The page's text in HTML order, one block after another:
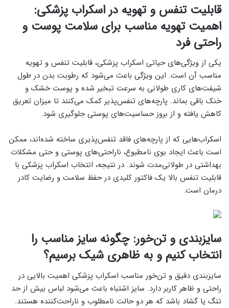
قابلیت تنفس و تهویه در اسکراب پزشکی:
اهمیت تهویه مناسب برای سلامت پوست و
راحتی فرد
یکی از ویژگی‌های حیاتی اسکراب پزشکی، قابلیت تنفس و تهویه
مناسب آن است. این ویژگی باعث می‌شود که رطوبت بدن در طول
شیفت‌های کاری طولانی به سرعت تبخیر شده و پوست خشک و
خنک باقی بماند. پارچه‌های تنفس‌پذیر کمک می‌کنند تا میزان تعریق
کاهش یافته و از بروز حساسیت‌های پوستی جلوگیری شود.
اسکراب‌هایی که از پارچه‌های فاقد تنفس‌پذیری ساخته شده‌اند، ممکن
است باعث ایجاد بوی نامطبوع، ناراحتی‌های پوستی و حتی مشکلات
بهداشتی در طولانی‌مدت شوند. در نتیجه، انتخاب اسکراب پزشکی با
قابلیت تنفس بالا یک فاکتور کلیدی در حفظ سلامت و رضایت کادر
درمان است.
سایزبندی و تن‌خور: چگونه سایز مناسب را
انتخاب کنیم و به ظاهری شیک برسیم؟
سایزبندی دقیق و تن‌خور مناسب اسکراب پزشکی اهمیت بالایی در
راحتی و ظاهر کاربر دارد. سایز اشتباه باعث می‌شود لباس بیش از حد
تنگ یا گشاد باشد که هر دو حالت نامطلوب و ناراحت‌کننده هستند.